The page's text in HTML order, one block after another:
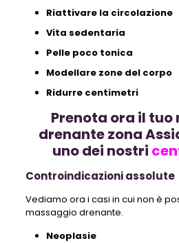
Riattivare la circolazione
Vita sedentaria
Pelle poco tonica
Modellare zone del corpo
Ridurre centimetri
Prenota ora il
drenante zona
uno dei nostri
Controindicazioni assolute
Vediamo ora i casi in cui non è
massaggio drenante.
Neoplasie